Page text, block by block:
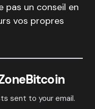
pas un conseil en
vos propres
sent to your email.